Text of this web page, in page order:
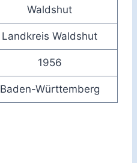
Waldshut
Landkreis Waldshut
1956
Baden-Württemberg